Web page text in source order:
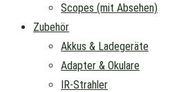
Scopes (mit Absehen)
Zubehör
Akkus & Ladegeräte
Adapter & Okulare
IR-Strahler